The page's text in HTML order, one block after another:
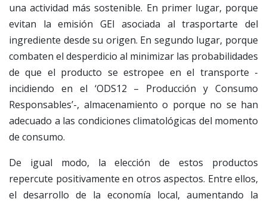
una actividad más sostenible. En primer lugar, porque
evitan la emisión GEI asociada al trasportarte del
ingrediente desde su origen. En segundo lugar, porque
combaten el desperdicio al minimizar las probabilidades
de que el producto se estropee en el transporte -
incidiendo en el ‘ODS12 – Producción y Consumo
Responsables’-, almacenamiento o porque no se han
adecuado a las condiciones climatológicas del momento
de consumo.
De igual modo, la elección de estos productos
repercute positivamente en otros aspectos. Entre ellos,
el desarrollo de la economía local, aumentando la